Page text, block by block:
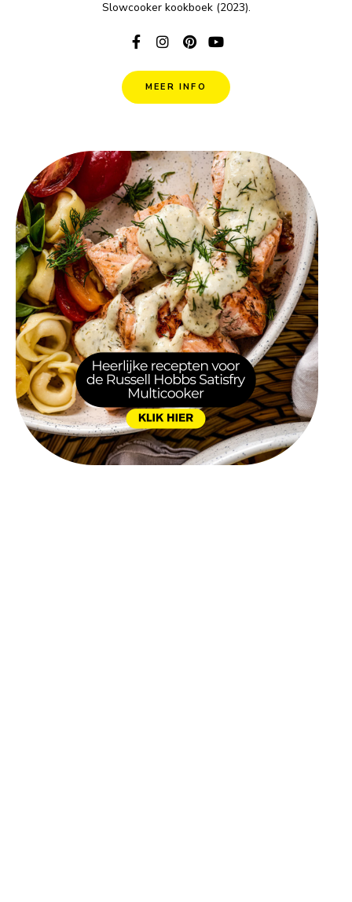
Slowcooker kookboek (2023).
MEER INFO